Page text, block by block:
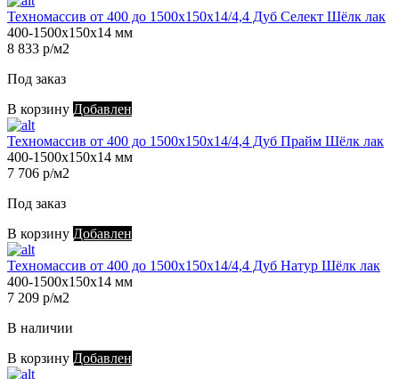
Техномассив от 400 до 1500х150х14/4,4 Дуб Селект Шёлк лак
400-1500х150х14 мм
8 833 р/м2
Под заказ
В корзину Добавлен
Техномассив от 400 до 1500х150х14/4,4 Дуб Прайм Шёлк лак
400-1500х150х14 мм
7 706 р/м2
Под заказ
В корзину Добавлен
Техномассив от 400 до 1500х150х14/4,4 Дуб Натур Шёлк лак
400-1500х150х14 мм
7 209 р/м2
В наличии
В корзину Добавлен